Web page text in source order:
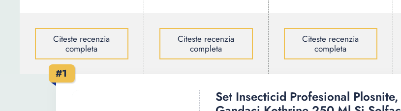
Citeste recenzia
completa
Citeste recenzia
completa
Citeste recenzia
completa
#1
Set Insecticid Profesional Plosnite,